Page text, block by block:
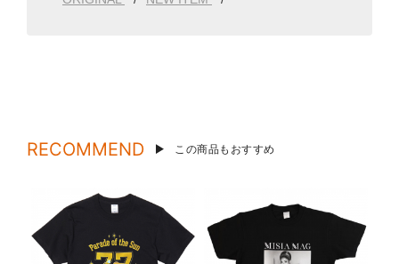
RECOMMEND この商品もおすすめ